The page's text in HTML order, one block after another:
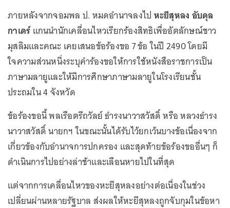
ภายหลังจากจอมพล ป. หมดอำนาจลงไป หะยีสุหลง อับดุล
กาเดร์แกนนำนักเคลื่อนไหวเรียกร้องสิทธิเพื่ออัตลักษณ์ชาว
มุสลิมและคณะ เคยเสนอข้อร้องขอ 7 ข้อ ในปี 2490 โดยมี
ใจความส่วนหนึ่งระบุคำร้องขอให้การใช้หนังสือราชการเป็น
ภาษามลายูและให้มีการศึกษาภาษามลายูในโรงเรียนชั้น
ประถมใน 4 จังหวัด
ข้อร้องขอนี้ พลเรือตรีถวัลย์ ธำรงนาวาสวัสดิ์ หรือ หลวงธำรง
นาวาสวัสดิ์ นายกฯ ในขณะนั้นได้รับไว้ยกเว้นบางข้อเนื่องจาก
เกี่ยวข้องกับอำนาจการปกครอง และสุดท้ายข้อร้องขออื่นๆ ก็
ดำเนินการไปอย่างล่าช้าและเลือนหายไปในที่สุด
แต่จากการเคลื่อนไหวของหะยีสุหลงอย่างต่อเนื่องในช่วง
เปลี่ยนผ่านหลายรัฐบาล ส่งผลให้หะยีสุหลงถูกจับกุมในข้อหา